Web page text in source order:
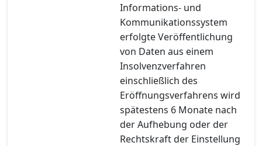
Informations- und
Kommunikationssystem
erfolgte Veröffentlichung
von Daten aus einem
Insolvenzverfahren
einschließlich des
Eröffnungsverfahrens wird
spätestens 6 Monate nach
der Aufhebung oder der
Rechtskraft der Einstellung